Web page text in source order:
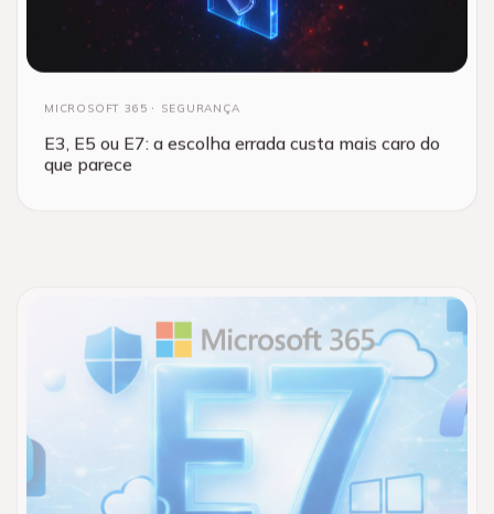
MICROSOFT 365 SEGURANÇA
E3, E5 ou E7: a escolha errada custa mais caro do
que parece